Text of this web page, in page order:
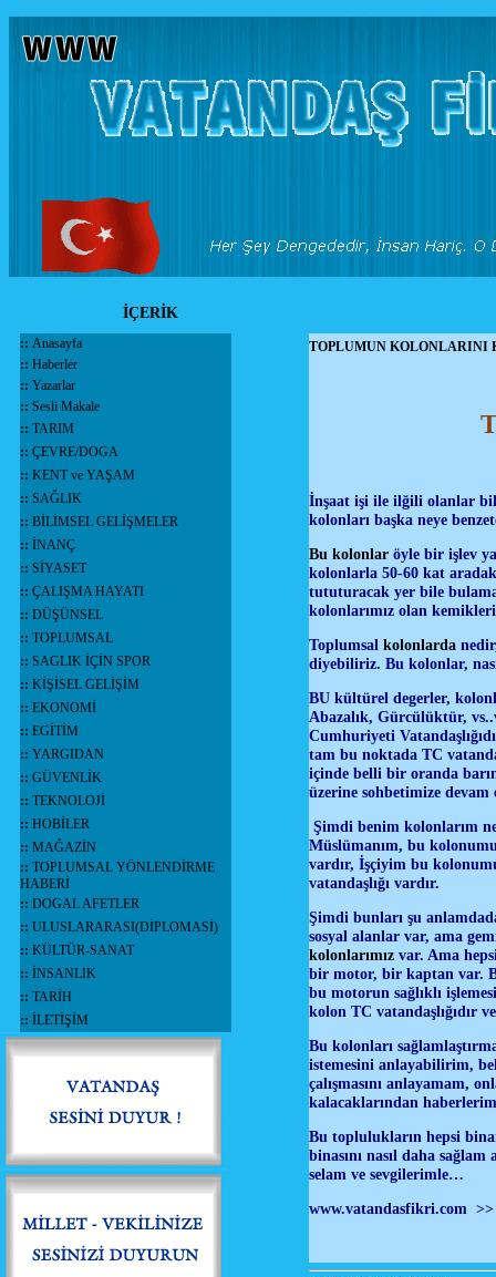
İÇERİK
:: Anasayfa
:: Haberler
:: Yazarlar
:: Sesli Makale
:: TARIM
:: ÇEVRE/DOGA
:: KENT ve YAŞAM
:: SAĞLIK
:: BİLİMSEL GELİŞMELER
:: İNANÇ
:: SİYASET
:: ÇALIŞMA HAYATI
:: DÜŞÜNSEL
:: TOPLUMSAL
:: SAGLIK İÇİN SPOR
:: KİŞİSEL GELİŞİM
:: EKONOMİ
:: EGİTİM
:: YARGIDAN
:: GÜVENLİK
:: TEKNOLOJİ
:: HOBİLER
:: MAĞAZİN
:: TOPLUMSAL YÖNLENDİRME
HABERİ
:: DOGAL AFETLER
:: ULUSLARARASI(DİPLOMASİ)
:: KÜLTÜR-SANAT
:: İNSANLIK
:: TARİH
:: İLETİŞİM
TOPLUMUN KOLONLARINI
İnşaat işi ile ilğili olanlar
kolonları başka neye
Bu kolonlar öyle bir işlev
kolonlarla 50-60 kat
tututuracak yer bile
kolonlarımız olan
Toplumsal kolonlarda
diyebiliriz. Bu kolonlar,
BU kültürel degerler,
Abazalık, Gürcülüktür,
Cumhuriyeti
tam bu noktada TC
içinde belli bir oranda
üzerine sohbetimize devam
Şimdi benim kolonlarım
Müslümanım, bu
vardır, İşçiyim bu
vatandaşlığı vardır.
Şimdi bunları şu
sosyal alanlar var, ama
kolonlarımız var. Ama
bir motor, bir kaptan var.
bu motorun sağlıklı
kolon TC vatandaşlığıdır
Bu kolonları
istemesini anlayabilirim,
çalışmasını anlayamam,
kalacaklarından
Bu toplulukların hepsi
binasını nasıl daha
selam ve sevgilerimle…
www.vatandasfikri.com